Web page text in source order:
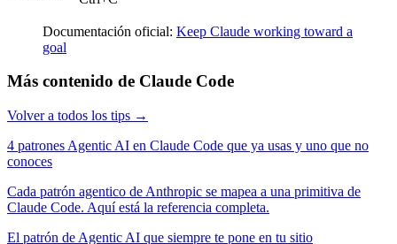
Documentación oficial: Keep Claude working toward a
goal
Más contenido de Claude Code
Volver a todos los tips →
4 patrones Agentic AI en Claude Code que ya usas y uno que no
conoces
Cada patrón agentico de Anthropic se mapea a una primitiva de
Claude Code. Aquí está la referencia completa.
El patrón de Agentic AI que siempre te pone en tu sitio